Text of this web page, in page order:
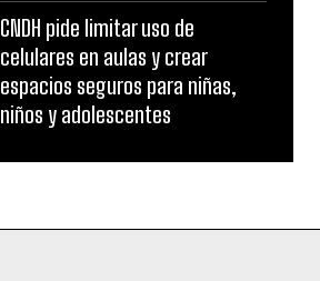
CNDH pide limitar uso de
celulares en aulas y crear
espacios seguros para niñas,
niños y adolescentes